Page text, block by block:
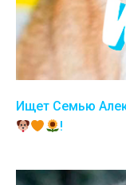
Ищет Семью
!